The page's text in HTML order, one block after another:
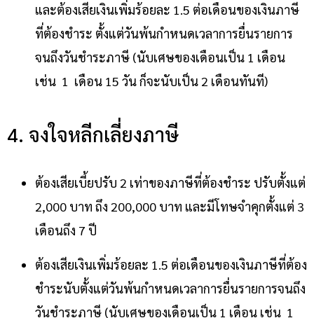
และต้องเสียเงินเพิ่มร้อยละ 1.5 ต่อเดือนของเงินภาษี
ที่ต้องชำระ ตั้งแต่วันพ้นกำหนดเวลาการยื่นรายการ
จนถึงวันชำระภาษี (นับเศษของเดือนเป็น 1 เดือน
เช่น 1 เดือน 15 วัน ก็จะนับเป็น 2 เดือนทันที)
4. จงใจหลีกเลี่ยงภาษี
ต้องเสียเบี้ยปรับ 2 เท่าของภาษีที่ต้องชำระ ปรับตั้งแต่
2,000 บาท ถึง 200,000 บาท และมีโทษจำคุกตั้งแต่ 3
เดือนถึง 7 ปี
ต้องเสียเงินเพิ่มร้อยละ 1.5 ต่อเดือนของเงินภาษีที่ต้อง
ชำระนับตั้งแต่วันพ้นกำหนดเวลาการยื่นรายการจนถึง
วันชำระภาษี (นับเศษของเดือนเป็น 1 เดือน เช่น 1